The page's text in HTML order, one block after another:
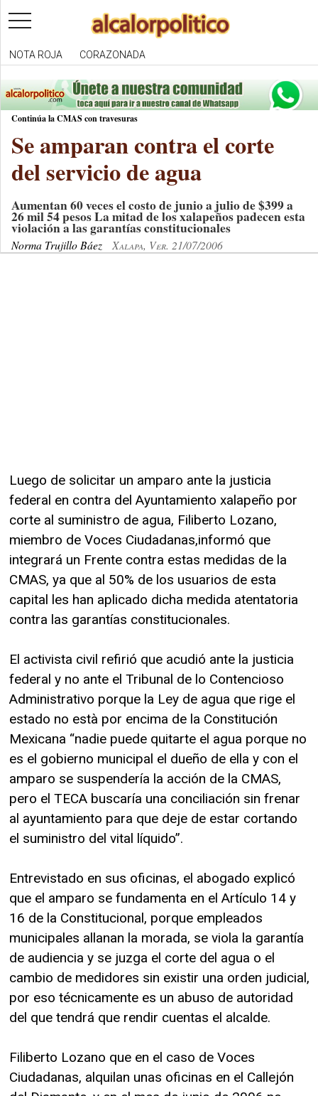
toggle
navigation
NOTA ROJA CORAZONADA
Continúa la CMAS con travesuras
Se amparan contra el corte
del servicio de agua
Aumentan 60 veces el costo de junio a julio de $399 a
26 mil 54 pesos La mitad de los xalapeños padecen esta
violación a las garantías constitucionales
Norma Trujillo Báez Xalapa, Ver. 21/07/2006
Luego de solicitar un amparo ante la justicia
federal en contra del Ayuntamiento xalapeño por
corte al suministro de agua, Filiberto Lozano,
miembro de Voces Ciudadanas,informó que
integrará un Frente contra estas medidas de la
CMAS, ya que al 50% de los usuarios de esta
capital les han aplicado dicha medida atentatoria
contra las garantías constitucionales.
El activista civil refirió que acudió ante la justicia
federal y no ante el Tribunal de lo Contencioso
Administrativo porque la Ley de agua que rige el
estado no està por encima de la Constitución
Mexicana “nadie puede quitarte el agua porque no
es el gobierno municipal el dueño de ella y con el
amparo se suspendería la acción de la CMAS,
pero el TECA buscaría una conciliación sin frenar
al ayuntamiento para que deje de estar cortando
el suministro del vital líquido”.
Entrevistado en sus oficinas, el abogado explicó
que el amparo se fundamenta en el Artículo 14 y
16 de la Constitucional, porque empleados
municipales allanan la morada, se viola la garantía
de audiencia y se juzga el corte del agua o el
cambio de medidores sin existir una orden judicial,
por eso técnicamente es un abuso de autoridad
del que tendrá que rendir cuentas el alcalde.
Filiberto Lozano que en el caso de Voces
Ciudadanas, alquilan unas oficinas en el Callejón